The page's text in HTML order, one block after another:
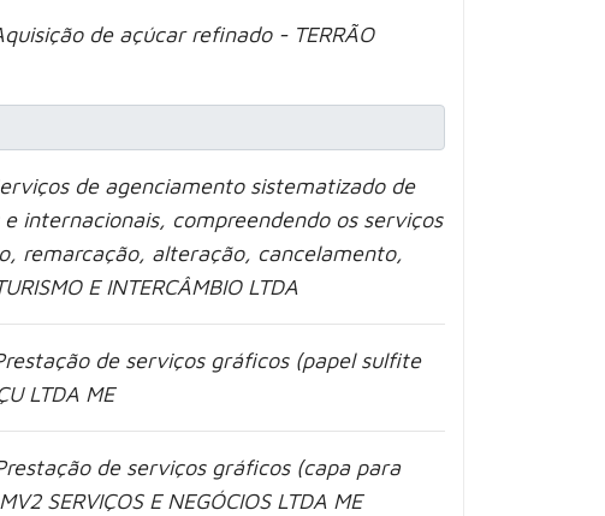
de açúcar refinado - TERRÃO
de agenciamento sistematizado de
internacionais, compreendendo os serviços
remarcação, alteração, cancelamento,
E INTERCÂMBIO LTDA
de serviços gráficos (papel sulfite
LTDA ME
de serviços gráficos (capa para
SERVIÇOS E NEGÓCIOS LTDA ME